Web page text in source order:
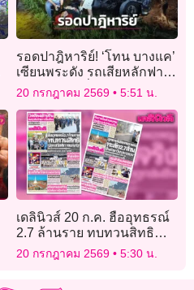
รอดปาฎิหาริย์! ‘โทน บางแค’
เซียนพระดัง รถเสียหลักฟาด
ต้นไม้พลิกคว่ำพังยับ
20 กรกฎาคม 2569 5:51 น.
เดลินิวส์ 20 ก.ค. ฮืออุทธรณ์
2.7 ล้านราย ทบทวนสิทธิ
บัตรสวัสดิภารแห่งรัฐ
20 กรกฎาคม 2569 5:30 น.